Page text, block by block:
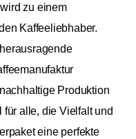
zu einem
Kaffeeliebhaber.
Produktion
für alle, die Vielfalt und
eine perfekte